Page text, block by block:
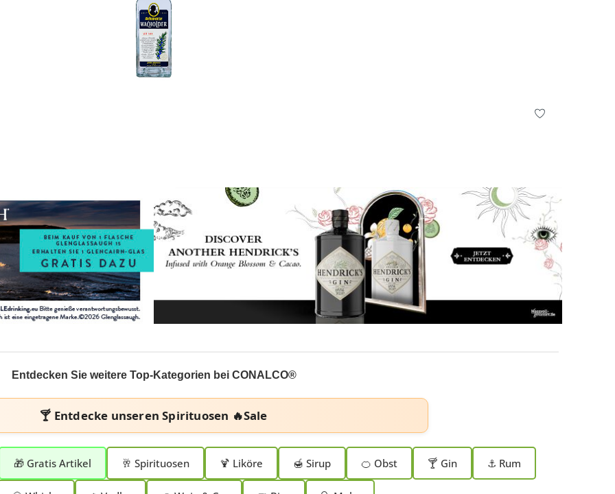
In den Korb
Entdecken Sie weitere Top-Kategorien bei CONALCO®
🍸 Entdecke unserenSpirituosen 🔥Sale
🎁 Gratis Artikel 🥂 Spirituosen 🍹 Liköre 🍯 Sirup 🍊 Obst 🍸 Gin ⚓ Rum